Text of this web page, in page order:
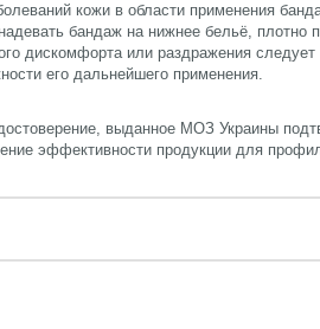
кожи в области применения
бандаж на нижнее бельё, плотно
дискомфорта или раздражения
его дальнейшего применения.
выданное МОЗ Украины
эффективности продукции для